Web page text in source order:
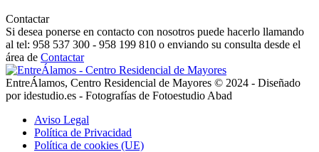
Contactar
Si desea ponerse en contacto con nosotros puede hacerlo llamando
al tel: 958 537 300 - 958 199 810 o enviando su consulta desde el
área de Contactar
EntreÁlamos, Centro Residencial de Mayores © 2024 - Diseñado
por idestudio.es - Fotografías de Fotoestudio Abad
Aviso Legal
Política de Privacidad
Política de cookies (UE)